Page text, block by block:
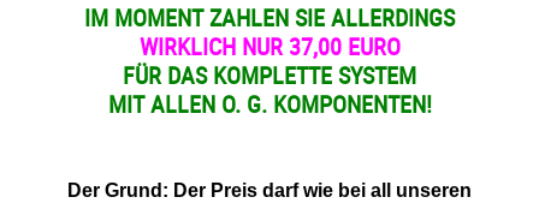
IM MOMENT ZAHLEN SIE ALLERDINGS
WIRKLICH NUR 37,00 EURO
FÜR DAS KOMPLETTE SYSTEM
MIT ALLEN O. G. KOMPONENTEN!
Der Grund: Der Preis darf wie bei all unseren